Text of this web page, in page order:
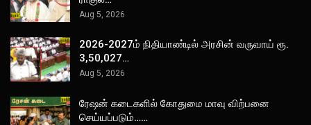
Aug 5, 2026
2026-2027ம் நிதியாண்டில் அரசின் வருவாய் ரூ.
3,50,027…
Aug 5, 2026
ரேஷன் கடைகளில் கோதுமை மாவு விற்பனை
செய்யப்படும்……